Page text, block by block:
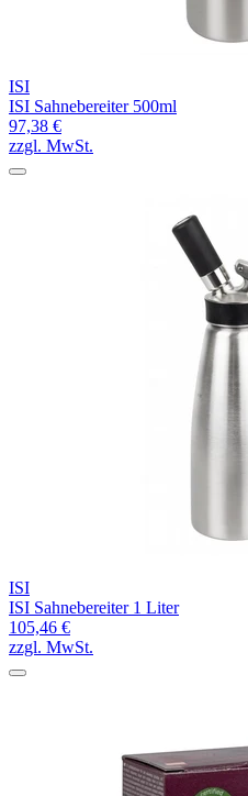
ISI
ISI Sahnebereiter 500ml
97,38 €
zzgl. MwSt.
ISI
ISI Sahnebereiter 1 Liter
105,46 €
zzgl. MwSt.